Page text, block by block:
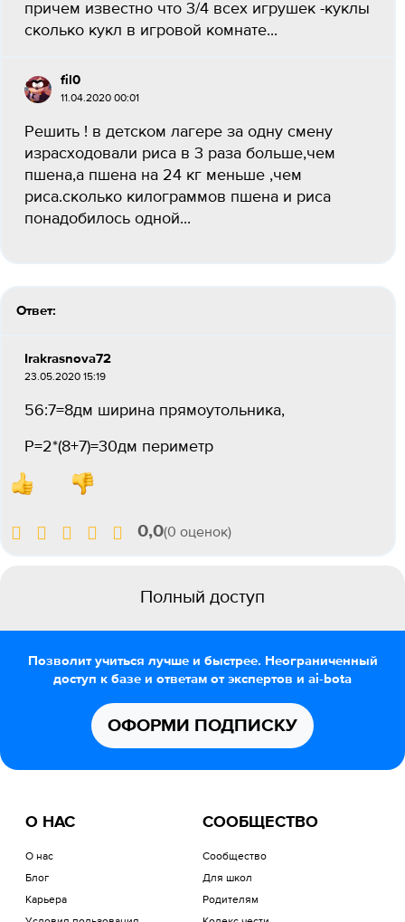
причем известно что 3/4 всех игрушек -куклы
сколько кукл в игровой комнате...
fil0
11.04.2020 00:01
Решить ! в детском лагере за одну смену
израсходовали риса в 3 раза больше,чем
пшена,а пшена на 24 кг меньше ,чем
риса.сколько килограммов пшена и риса
понадобилось одной...
Ответ:
Irakrasnova72
23.05.2020 15:19
56:7=8дм ширина прямоутольника,
Р=2*(8+7)=30дм периметр
0,0(0 оценок)
Полный доступ
Позволит учиться лучше и быстрее. Неограниченный
доступ к базе и ответам от экспертов и ai-bota
ОФОРМИ ПОДПИСКУ
О НАС
О нас
Блог
Карьера
СООБЩЕСТВО
Сообщество
Для школ
Родителям